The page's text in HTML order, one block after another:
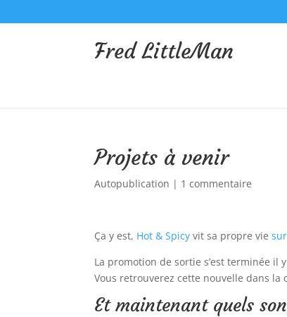
Fred LittleMan
Projets à venir
Autopublication | 1 commentaire
Ça y est, Hot & Spicy vit sa propre vie
La promotion de sortie s’est terminée il
Vous retrouverez cette nouvelle dans la
Et maintenant quels